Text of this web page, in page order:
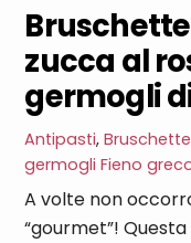
zucca al
germogli
Antipasti,
germogli Fieno
A volte non
“gourmet”!